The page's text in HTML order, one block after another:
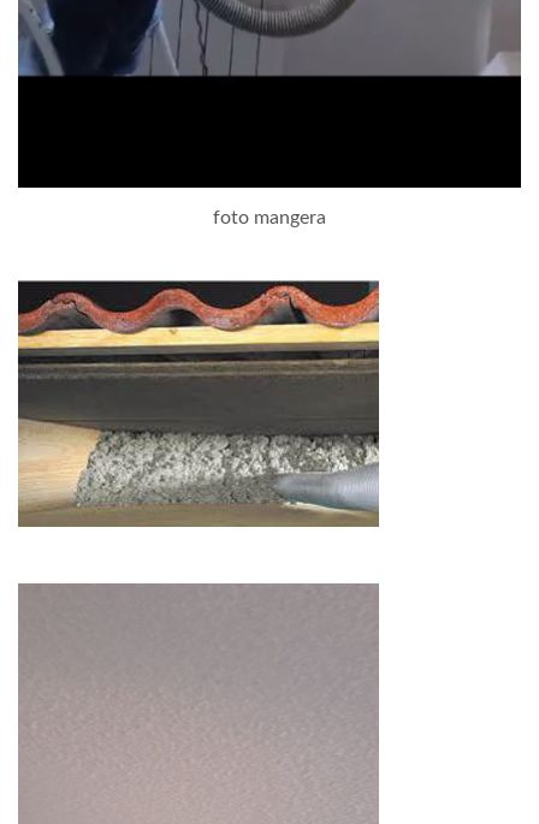
foto mangera